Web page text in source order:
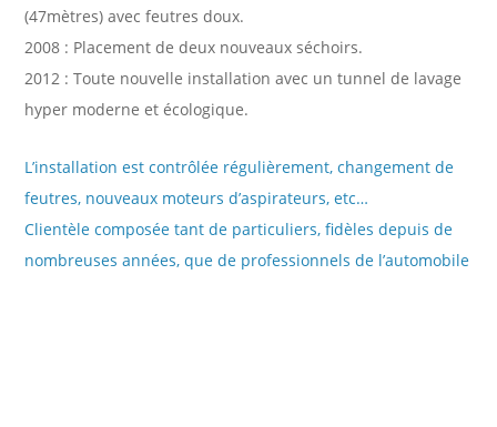
(47mètres) avec feutres doux.
2008 : Placement de deux nouveaux séchoirs.
2012 : Toute nouvelle installation avec un tunnel de lavage
hyper moderne et écologique.
L’installation est contrôlée régulièrement, changement de
feutres, nouveaux moteurs d’aspirateurs, etc…
Clientèle composée tant de particuliers, fidèles depuis de
nombreuses années, que de professionnels de l’automobile